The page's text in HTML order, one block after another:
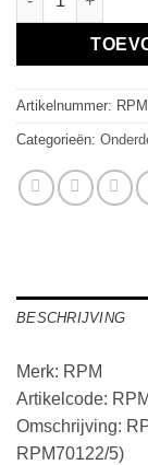
Artikelnummer:
Categorieën:
BESCHRIJVING
Merk: RPM
Artikelcode:
Omschrijving:
RPM70122/5)